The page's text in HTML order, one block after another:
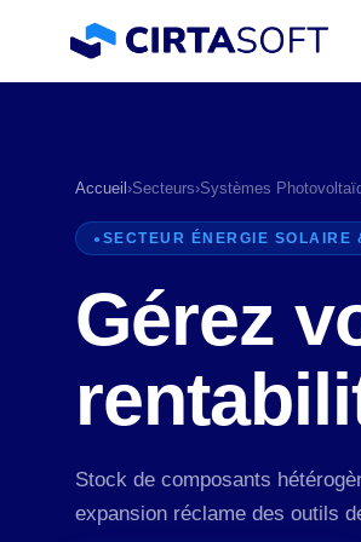
Accueil ›Secteurs›Systèmes
SECTEUR ÉNERGIE SOLAIRE
Gérez
Stock de composants
expansion réclame des outils